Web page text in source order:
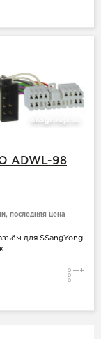
ADWL-98
последняя цена
для SSangYong